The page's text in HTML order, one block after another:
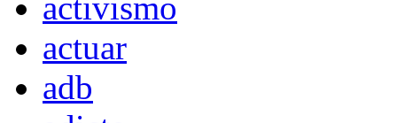
activismo
actuar
adb